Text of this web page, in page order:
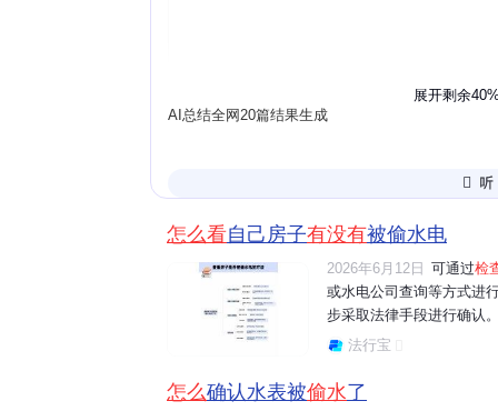
查表前：关掉室内总阀，水表还在转，
观状态：水表倒装或有铁丝电线干扰
展开剩余
AI总结全网20篇结果生成
怎么看自己房子有没有被偷水电
2026年6月12日 可通过检
或水电公司查询等方式进
步采取法律手段进行确认
水电表的读数,观察是否有
龙头未关紧、电
法行宝
怎么确认水表被偷水了